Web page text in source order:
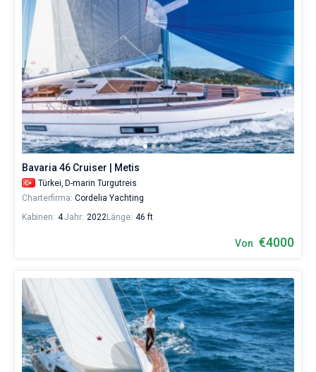
Bavaria 46 Cruiser | Metis
Türkei, D-marin Turgutreis
Charterfirma: Cordelia Yachting
Kabinen: 4Jahr: 2022Länge: 46 ft
Von €4000